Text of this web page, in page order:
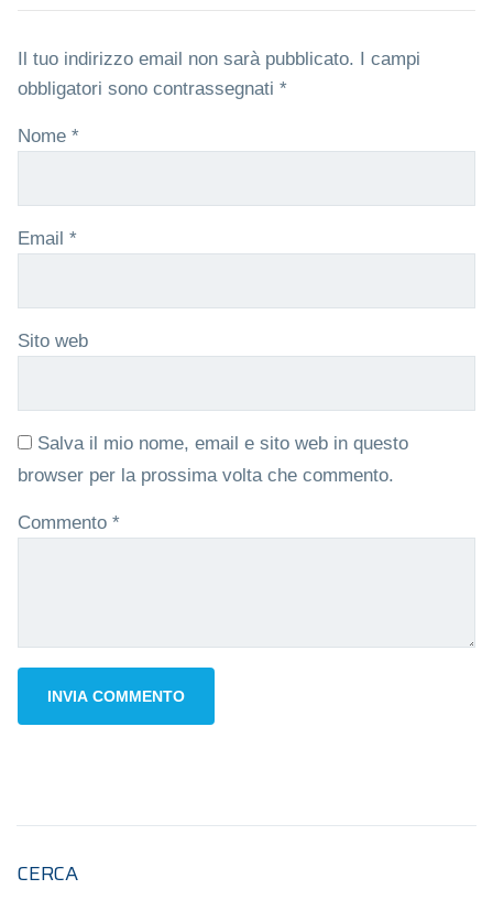
Il tuo indirizzo email non sarà pubblicato.
I campi
obbligatori sono contrassegnati *
Nome *
Email *
Sito web
Salva il mio nome, email e sito web in questo
browser per la prossima volta che commento.
Commento *
CERCA